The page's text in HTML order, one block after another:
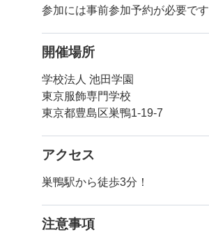
参加には事前参加予約が必要です
開催場所
学校法人 池田学園
東京服飾専門学校
東京都豊島区巣鴨1-19-7
アクセス
巣鴨駅から徒歩3分！
注意事項